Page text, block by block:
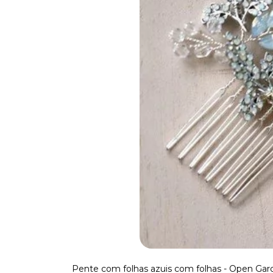
Pente com folhas azuis com folhas - Open